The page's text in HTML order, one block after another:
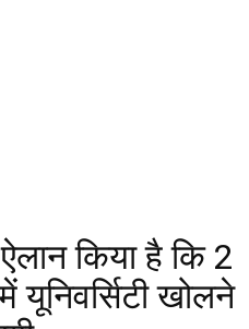
किया है कि 2
खोलने